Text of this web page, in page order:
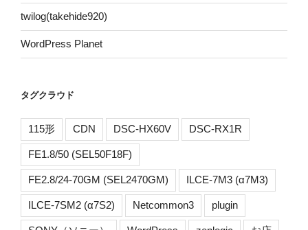
twilog(takehide920)
WordPress Planet
タグクラウド
115形 CDN DSC-HX60V DSC-RX1R
FE1.8/50 (SEL50F18F)
FE2.8/24-70GM (SEL2470GM) ILCE-7M3 (α7M3)
ILCE-7SM2 (α7S2) Netcommon3 plugin